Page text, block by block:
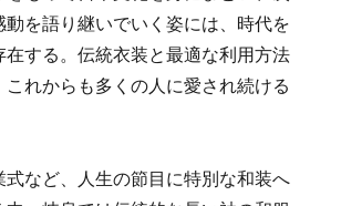
動を語り継いでいく姿には、時代を
在する。伝統衣装と最適な利用方法
これからも多くの人に愛され続ける
式など、人生の節目に特別な和装へ